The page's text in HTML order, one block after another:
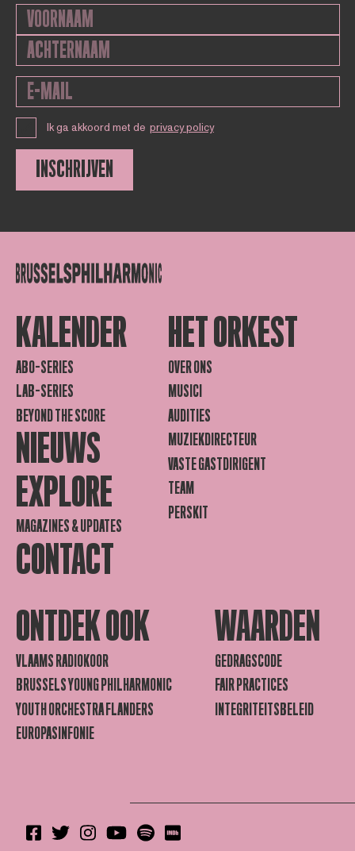
Ik ga akkoord met de privacy policy
INSCHRIJVEN
KALENDER
ABO-SERIES
LAB-SERIES
BEYOND THE SCORE
NIEUWS
EXPLORE
MAGAZINES & UPDATES
CONTACT
HET ORKEST
OVER ONS
MUSICI
AUDITIES
MUZIEKDIRECTEUR
VASTE GASTDIRIGENT
TEAM
PERSKIT
ONTDEK OOK
VLAAMS RADIOKOOR
BRUSSELS YOUNG PHILHARMONIC
YOUTH ORCHESTRA FLANDERS
EUROPASINFONIE
WAARDEN
GEDRAGSCODE
FAIR PRACTICES
INTEGRITEITSBELEID